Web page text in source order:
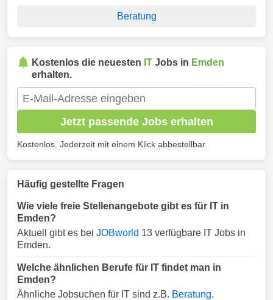
Beratung
Kostenlos die neuesten IT Jobs in Emden
erhalten.
Jetzt passende Jobs erhalten
Kostenlos. Jederzeit mit einem Klick abbestellbar.
Häufig gestellte Fragen
Wie viele freie Stellenangebote gibt es für IT in
Emden?
Aktuell gibt es bei JOBworld 13 verfügbare IT Jobs in
Emden.
Welche ähnlichen Berufe für IT findet man in
Emden?
Ähnliche Jobsuchen für IT sind z.B. Beratung.